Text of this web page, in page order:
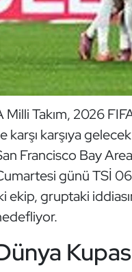
Milli Takım, 2026
karşı karşıya
Francisco Bay
günü TSİ
ekip, gruptaki